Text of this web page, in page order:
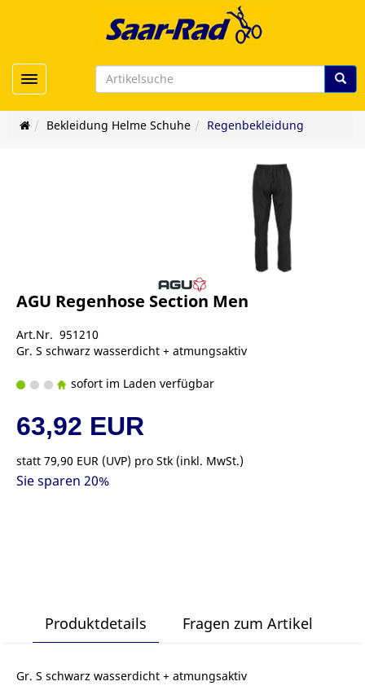
Toggle navigation
Bekleidung Helme Schuhe Regenbekleidung
AGU Regenhose Section Men
Art.Nr. 951210
Gr. S schwarz wasserdicht + atmungsaktiv
sofort im Laden verfügbar
63,92 EUR
statt 79,90 EUR (UVP) pro Stk (inkl. MwSt.)
Sie sparen 20%
Produktdetails Fragen zum Artikel
Gr. S schwarz wasserdicht + atmungsaktiv